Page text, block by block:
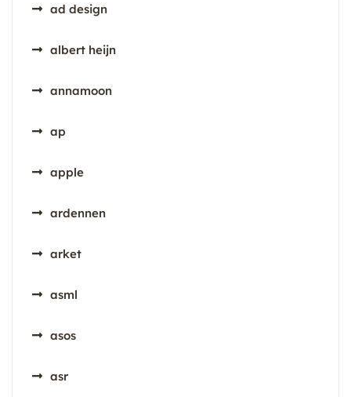
ad design
albert heijn
annamoon
ap
apple
ardennen
arket
asml
asos
asr